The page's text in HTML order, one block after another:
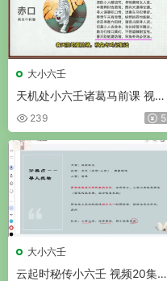
大小六壬
天机处小六壬诸葛马前课 视频
9集239 5
大小六壬
云起时秘传小六壬 视频20集